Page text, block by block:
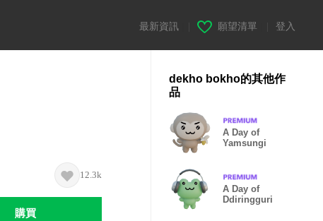
最新資訊 願望清單 登入
12.3k
購買
dekho bokho的其他作
品
A Day of
Yamsungi
A Day of
Ddiringguri